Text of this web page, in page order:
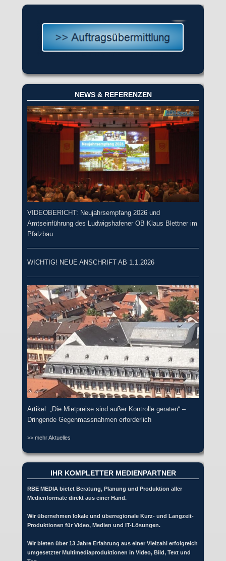
NEWS & REFERENZEN
VIDEOBERICHT: Neujahrsempfang 2026 und
Amtseinführung des Ludwigshafener OB Klaus Blettner im
Pfalzbau
WICHTIG! NEUE ANSCHRIFT AB 1.1.2026
Artikel: „Die Mietpreise sind außer Kontrolle geraten“ –
Dringende Gegenmassnahmen erforderlich
>> mehr Aktuelles
IHR KOMPLETTER MEDIENPARTNER
RBE MEDIA bietet Beratung, Planung und Produktion aller
Medienformate direkt aus einer Hand.
Wir übernehmen lokale und überregionale Kurz- und Langzeit-
Produktionen für Video, Medien und IT-Lösungen.
Wir bieten über 13 Jahre Erfahrung aus einer Vielzahl erfolgreich
umgesetzter Multimediaproduktionen in Video, Bild, Text und